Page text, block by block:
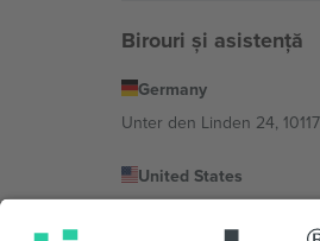
Birouri și asistență
Germany
Unter den Linden 24,
United States